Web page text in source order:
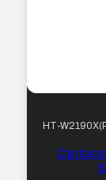
HT-